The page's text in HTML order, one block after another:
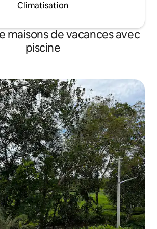
Climatisation
maisons de vacances avec
piscine